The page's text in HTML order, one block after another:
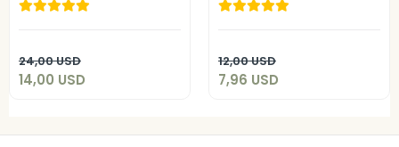
24,00 USD
14,00 USD
14,00 USD
12,00 USD
7,96 USD
7,96 USD